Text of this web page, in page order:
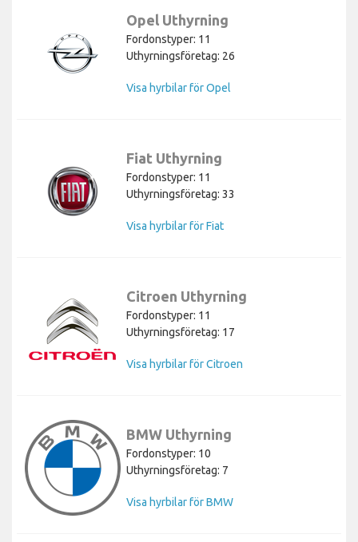
Opel Uthyrning
Fordonstyper: 11
Uthyrningsföretag: 26
Visa hyrbilar för Opel
Fiat Uthyrning
Fordonstyper: 11
Uthyrningsföretag: 33
Visa hyrbilar för Fiat
Citroen Uthyrning
Fordonstyper: 11
Uthyrningsföretag: 17
Visa hyrbilar för Citroen
BMW Uthyrning
Fordonstyper: 10
Uthyrningsföretag: 7
Visa hyrbilar för BMW